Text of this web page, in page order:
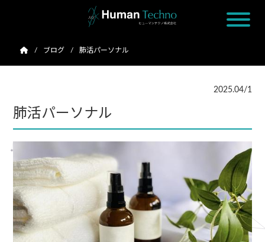
ブログ 肺活パーソナル
2025.04/1
肺活パーソナル